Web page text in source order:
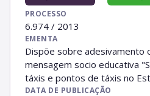
PROCESSO
6.974 / 2013
EMENTA
Dispõe sobre adesivamento
mensagem socio educativa
táxis e pontos de táxis no
DATA DE PUBLICAÇÃO